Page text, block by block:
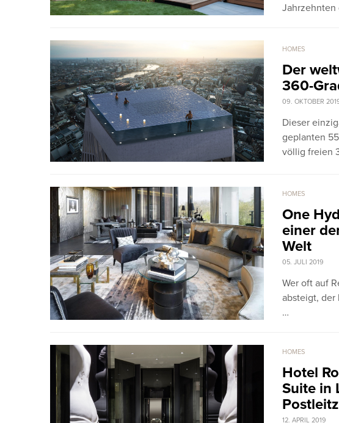
Jahrzehnten
HOMES
Der
360-
09. OKTOBER
Dieser
geplanten
völlig freien
HOMES
One
einer
Welt
05. JULI 2019
Wer oft auf
absteigt, der
…
HOMES
Hotel
Suite in
12. APRIL 2019